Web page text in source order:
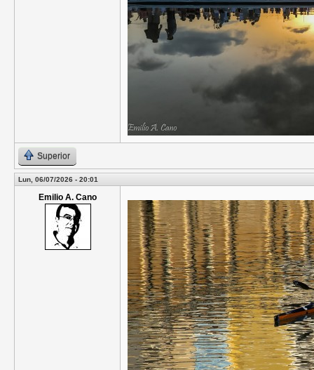
Superior
Lun, 06/07/2026 - 20:01
Emilio A. Cano